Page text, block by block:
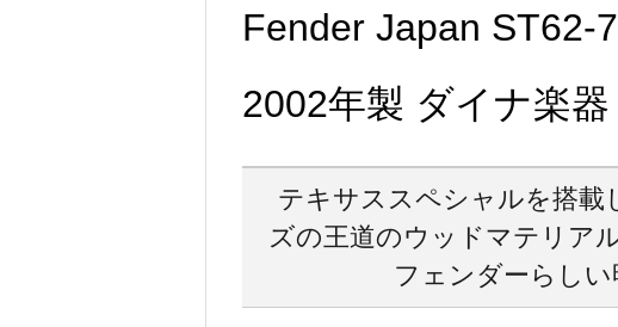
Fender Japan ST62-
2002年製 ダイナ楽器
テキサススペシャルを搭載
ズの王道のウッドマテリア
フェンダーらし